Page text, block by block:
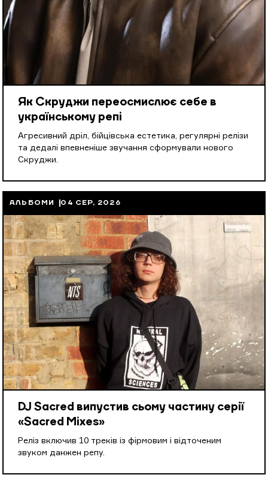
Як Скруджи переосмислює себе в
українському репі
Агресивний дріл, бійцівська естетика, регулярні релізи
та дедалі впевненіше звучання сформували нового
Скруджи.
АЛЬБОМИ 04 СЕР, 2026
DJ Sacred випустив сьому частину серії
«Sacred Mixes»
Реліз включив 10 треків із фірмовим і відточеним
звуком данжен репу.